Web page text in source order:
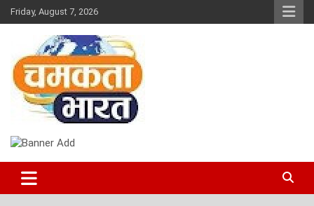
Skip
to
Friday, August 7, 2026
CHAMAKTA BHARAT